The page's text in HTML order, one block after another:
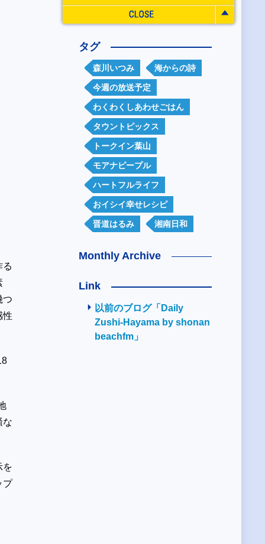
る
つ
性
な
を
プ
タグ
森川いつみ 海からの詩
今週の放送予定
わくわくしあわせごはん
タウントピックス
トークイン葉山
モアナピープル
ハートフルライフ
おイシイ幸せレシピ
晋道はるみ 湘南日和
Monthly Archive
Link
以前のブログ「Daily
Zushi-Hayama by shonan
beachfm」